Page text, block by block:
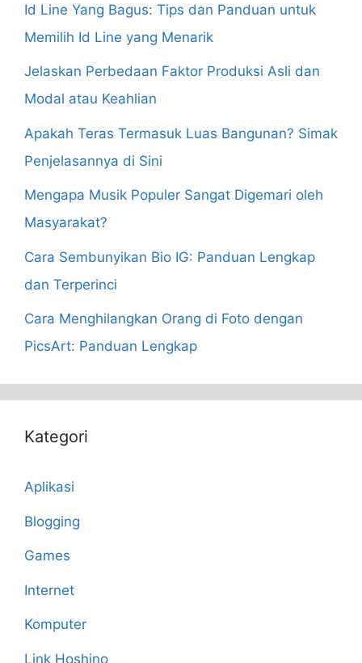
Id Line Yang Bagus: Tips dan Panduan untuk
Memilih Id Line yang Menarik
Jelaskan Perbedaan Faktor Produksi Asli dan
Modal atau Keahlian
Apakah Teras Termasuk Luas Bangunan? Simak
Penjelasannya di Sini
Mengapa Musik Populer Sangat Digemari oleh
Masyarakat?
Cara Sembunyikan Bio IG: Panduan Lengkap
dan Terperinci
Cara Menghilangkan Orang di Foto dengan
PicsArt: Panduan Lengkap
Kategori
Aplikasi
Blogging
Games
Internet
Komputer
Link Hoshino